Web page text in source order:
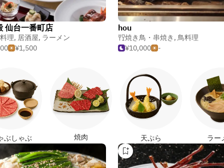
仙台一番町店
理, 居酒屋, ラーメン
¥1,500
hou
焼き鳥・串焼き , 鳥料理
¥10,000
-
ぶしゃぶ 焼肉 天ぷら ラー